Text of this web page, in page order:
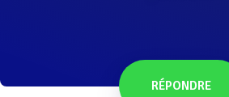
RÉPONDRE